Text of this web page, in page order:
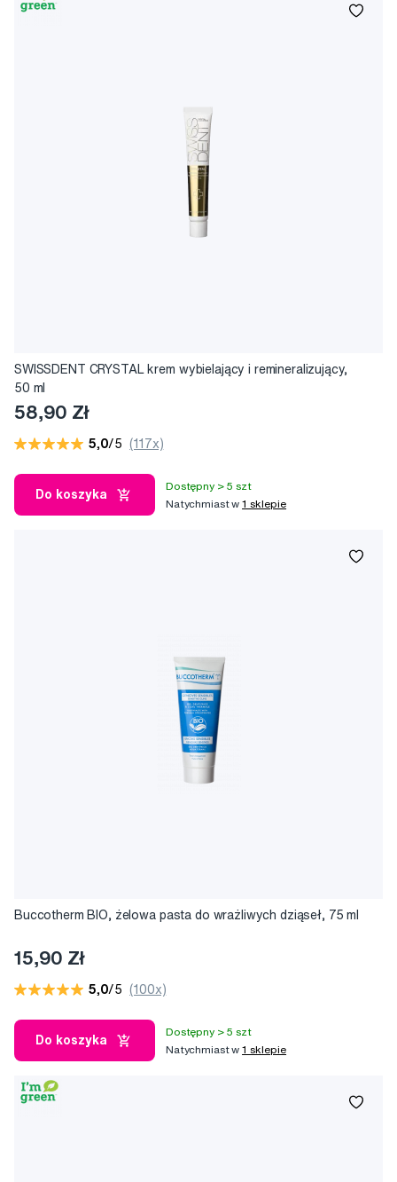
SWISSDENT CRYSTAL krem wybielający i remineralizujący,
50 ml
58,90 Zł
5,0/5 (117x)
Do koszyka
Dostępny > 5 szt
Natychmiast w1 sklepie
Buccotherm BIO, żelowa pasta do wrażliwych dziąseł, 75 ml
15,90 Zł
5,0/5 (100x)
Do koszyka
Dostępny > 5 szt
Natychmiast w1 sklepie